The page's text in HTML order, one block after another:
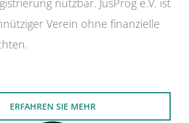
nutzbar. JusProg e.V. ist
Verein ohne finanzielle
ERFAHREN SIE MEHR